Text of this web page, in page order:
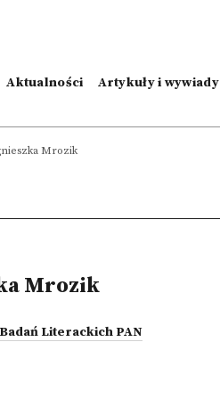
Aktualności Artykuły i wywiady
Mrozik
Mrozik
Literackich PAN